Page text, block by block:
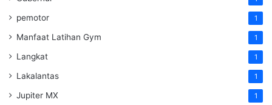
pemotor 1
Manfaat Latihan Gym 1
Langkat 1
Lakalantas 1
Jupiter MX 1